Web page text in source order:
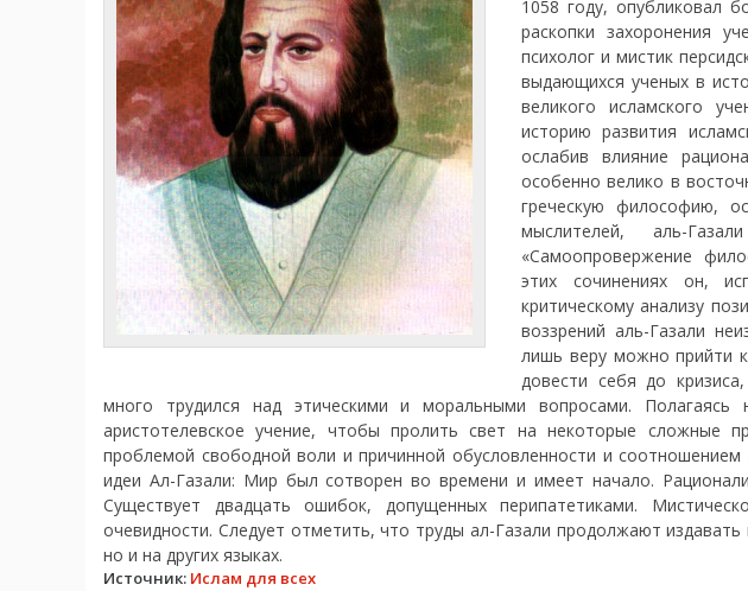
1058 году, опубликовал
раскопки захоронения
психолог и мистик
выдающихся ученых в
великого исламского
историю развития
ослабив влияние
особенно велико в
греческую философию,
мыслителей, аль-
«Самоопровержение
этих сочинениях он,
критическому анализу
воззрений аль-Газали
лишь веру можно прийти
довести себя до
много трудился над этическими и моральными вопросами. Полагаясь
аристотелевское учение, чтобы пролить свет на некоторые сложные
проблемой свободной воли и причинной обусловленности и
идеи Ал-Газали: Мир был сотворен во времени и имеет начало.
Существует двадцать ошибок, допущенных перипатетиками.
очевидности. Следует отметить, что труды ал-Газали продолжают
но и на других языках.
Источник: Ислам для всех